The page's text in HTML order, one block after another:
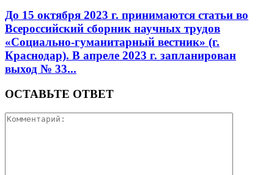
До 15 октября 2023 г. принимаются статьи во
Всероссийский сборник научных трудов
«Социально-гуманитарный вестник» (г.
Краснодар). В апреле 2023 г. запланирован
выход № 33...
ОСТАВЬТЕ ОТВЕТ